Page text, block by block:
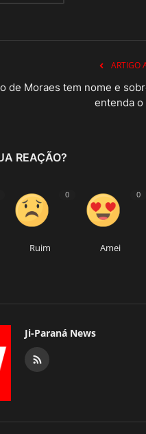
ARTIGO
de Moraes tem nome e
entenda o
REAÇÃO?
Ruim
0
Amei
0
Ji-Paraná News